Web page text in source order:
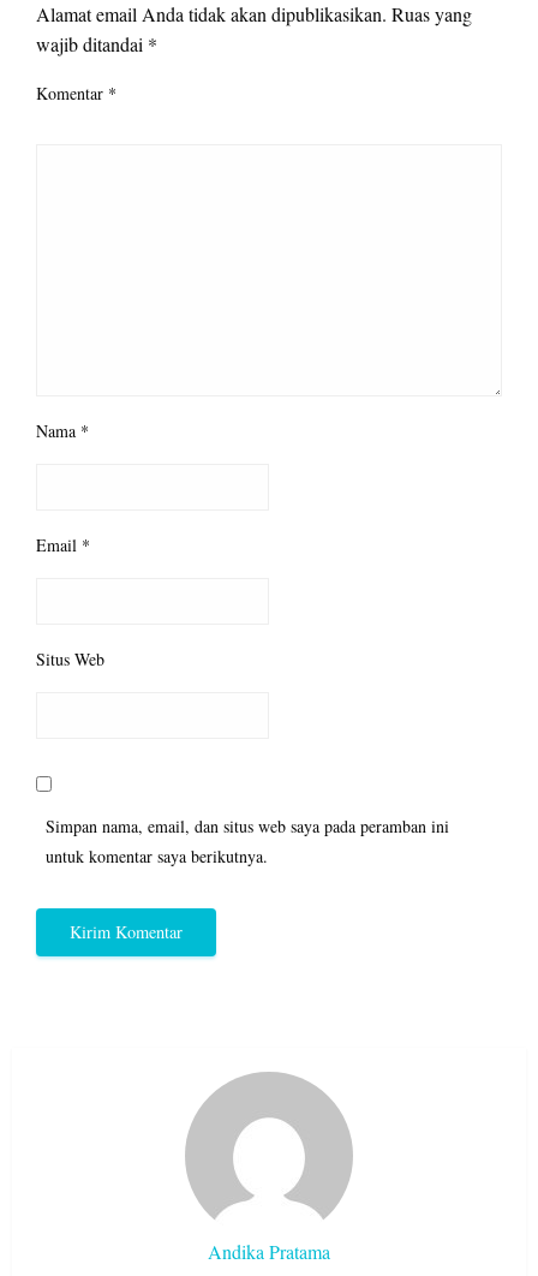
Alamat email Anda tidak akan dipublikasikan. Ruas yang
wajib ditandai *
Komentar *
Nama *
Email *
Situs Web
Simpan nama, email, dan situs web saya pada peramban ini
untuk komentar saya berikutnya.
Andika Pratama